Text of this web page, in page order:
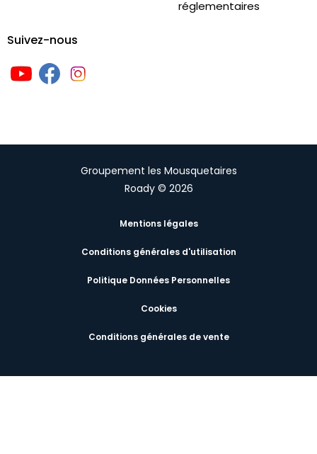
réglementaires
Suivez-nous
Groupement les Mousquetaires
Roady © 2026
Mentions légales
Conditions générales d'utilisation
Politique Données Personnelles
Cookies
Conditions générales de vente